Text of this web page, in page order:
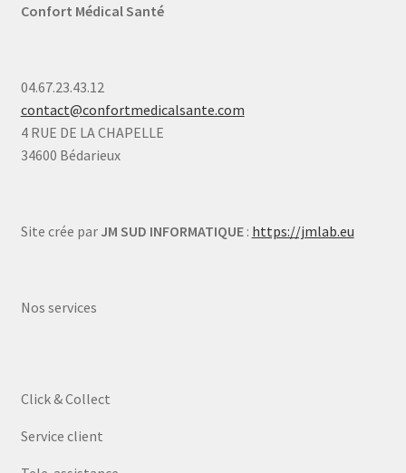
Confort Médical Santé
04.67.23.43.12
contact@confortmedicalsante.com
4 RUE DE LA CHAPELLE
34600 Bédarieux
Site crée par JM SUD INFORMATIQUE: https://jmlab.eu
Nos services
Click & Collect
Service client